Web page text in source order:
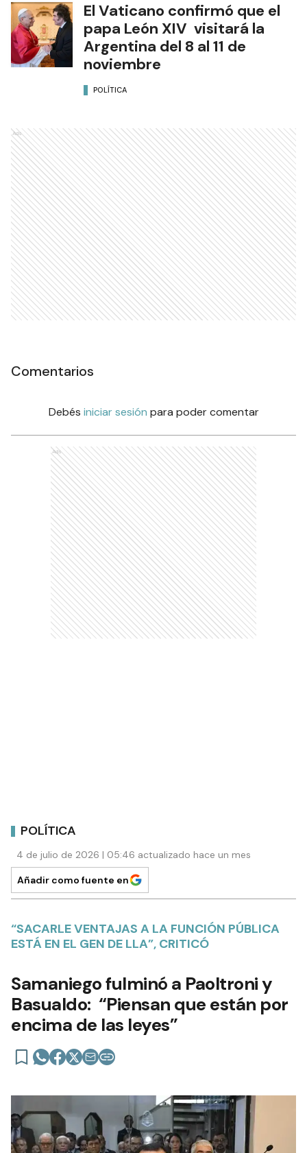
El Vaticano confirmó que el
papa León XIV visitará la
Argentina del 8 al 11 de
noviembre
POLÍTICA
Ads
Comentarios
Debés iniciar sesión para poder comentar
Ads
POLÍTICA
4 de julio de 2026 | 05:46 actualizado hace un mes
Añadir como fuente en
“SACARLE VENTAJAS A LA FUNCIÓN PÚBLICA
ESTÁ EN EL GEN DE LLA”, CRITICÓ
Samaniego fulminó a Paoltroni y
Basualdo: “Piensan que están por
encima de las leyes”